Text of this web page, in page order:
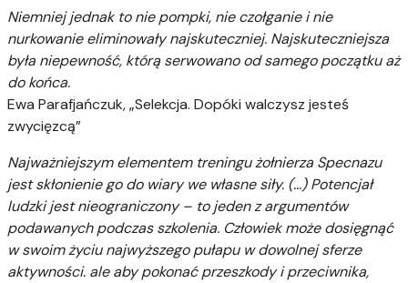
Niemniej jednak to nie pompki, nie czołganie i nie
nurkowanie eliminowały najskuteczniej. Najskuteczniejsza
była niepewność, którą serwowano od samego początku aż
do końca.
Ewa Parafjańczuk, „Selekcja. Dopóki walczysz jesteś
zwycięzcą”
Najważniejszym elementem treningu żołnierza Specnazu
jest skłonienie go do wiary we własne siły. (…) Potencjał
ludzki jest nieograniczony – to jeden z argumentów
podawanych podczas szkolenia. Człowiek może dosięgnąć
w swoim życiu najwyższego pułapu w dowolnej sferze
aktywności. ale aby pokonać przeszkody i przeciwnika,